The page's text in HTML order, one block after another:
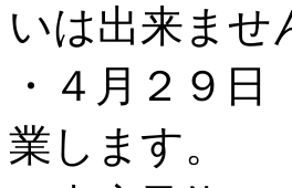
いは出来ませ
・４月２９
業します。